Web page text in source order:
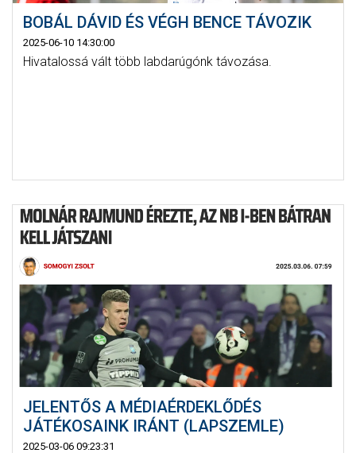
BOBÁL DÁVID ÉS VÉGH BENCE TÁVOZIK
2025-06-10 14:30:00
Hivatalossá vált több labdarúgónk távozása.
JELENTŐS A MÉDIAÉRDEKLŐDÉS
JÁTÉKOSAINK IRÁNT (LAPSZEMLE)
2025-03-06 09:23:31